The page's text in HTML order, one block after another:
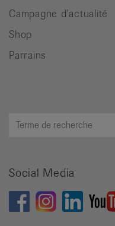
Campagne d'actualité
Shop
Parrains
Terme
Social Media